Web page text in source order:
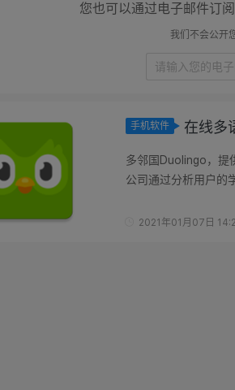
您也可以通过电子邮件订
我们不会公开
手机软件 在线多
多邻国Duolingo，提
公司通过分析用户的
2021年01月07日